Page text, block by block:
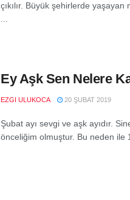
çıkılır. Büyük şehirlerde
Ey Aşk Sen Nelere
EZGI ULUKOCA 20 ŞUBAT 2019
Şubat ayı sevgi ve aşk ayıdır.
önceliğim olmuştur. Bu neden ile